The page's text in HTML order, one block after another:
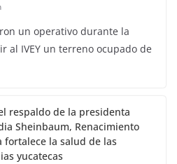
un operativo durante la
al IVEY un terreno ocupado de
respaldo de la presidenta
Sheinbaum, Renacimiento
fortalece la salud de las
yucatecas